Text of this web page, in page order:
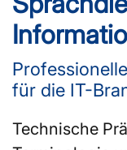
für die IT-
Technische